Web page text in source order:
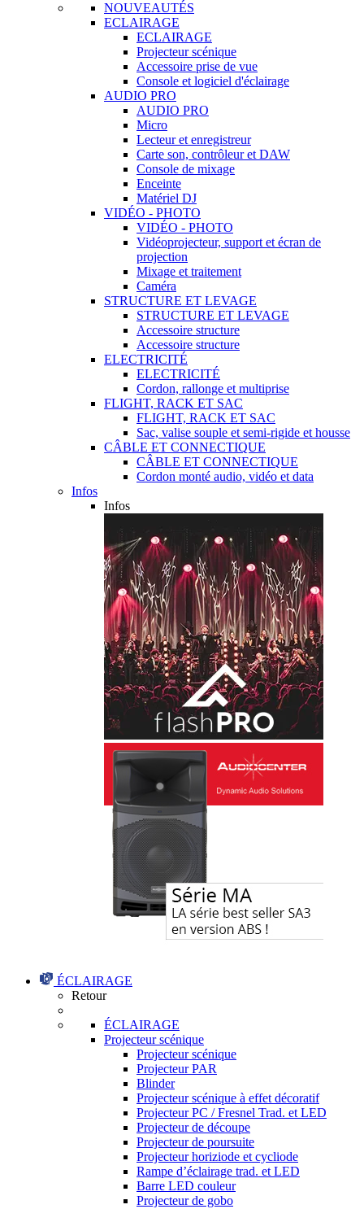
NOUVEAUTÉS
ECLAIRAGE
ECLAIRAGE
Projecteur scénique
Accessoire prise de vue
Console et logiciel d'éclairage
AUDIO PRO
AUDIO PRO
Micro
Lecteur et enregistreur
Carte son, contrôleur et DAW
Console de mixage
Enceinte
Matériel DJ
VIDÉO - PHOTO
VIDÉO - PHOTO
Vidéoprojecteur, support et écran de
projection
Mixage et traitement
Caméra
STRUCTURE ET LEVAGE
STRUCTURE ET LEVAGE
Accessoire structure
Accessoire structure
ELECTRICITÉ
ELECTRICITÉ
Cordon, rallonge et multiprise
FLIGHT, RACK ET SAC
FLIGHT, RACK ET SAC
Sac, valise souple et semi-rigide et housse
CÂBLE ET CONNECTIQUE
CÂBLE ET CONNECTIQUE
Cordon monté audio, vidéo et data
Infos
Infos
ÉCLAIRAGE
Retour
ÉCLAIRAGE
Projecteur scénique
Projecteur scénique
Projecteur PAR
Blinder
Projecteur scénique à effet décoratif
Projecteur PC / Fresnel Trad. et LED
Projecteur de découpe
Projecteur de poursuite
Projecteur horiziode et cycliode
Rampe d’éclairage trad. et LED
Barre LED couleur
Projecteur de gobo